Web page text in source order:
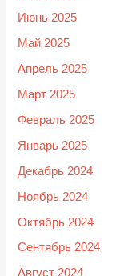
Июнь 2025
Май 2025
Апрель 2025
Март 2025
Февраль 2025
Январь 2025
Декабрь 2024
Ноябрь 2024
Октябрь 2024
Сентябрь 2024
Август 2024